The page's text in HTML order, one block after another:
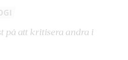
på att kritisera andra i